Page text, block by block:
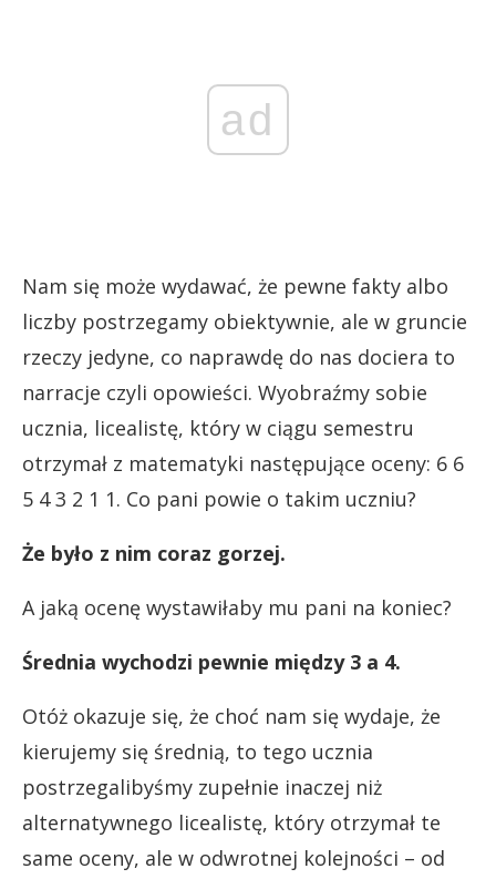
ad
Nam się może wydawać, że pewne fakty albo
liczby postrzegamy obiektywnie, ale w gruncie
rzeczy jedyne, co naprawdę do nas dociera to
narracje czyli opowieści. Wyobraźmy sobie
ucznia, licealistę, który w ciągu semestru
otrzymał z matematyki następujące oceny: 6 6
5 4 3 2 1 1. Co pani powie o takim uczniu?
Że było z nim coraz gorzej.
A jaką ocenę wystawiłaby mu pani na koniec?
Średnia wychodzi pewnie między 3 a 4.
Otóż okazuje się, że choć nam się wydaje, że
kierujemy się średnią, to tego ucznia
postrzegalibyśmy zupełnie inaczej niż
alternatywnego licealistę, który otrzymał te
same oceny, ale w odwrotnej kolejności – od